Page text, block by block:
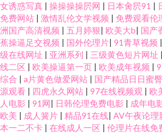
女诱惑写真 | 操操操操屄网 | 日本肏屄91 |
免费网站 | 激情乱伦文学视频 | 免费观看伦
洲国产高清视频 | 五月婷狠| 欧美大b| 国产
蕉操逼足交视频 | 国外伦理片| 91青草视频 |
级在线网址 | 亚洲系列 | 三级黄色短片网址 |
线二区 | 欧美操逼第一页 | 欧美成年视频 |
综合 | a片黄色做爱网站 | 国产精品日日蜜臀
源观看 | 四虎永久网站 | 97在线视频观 | 欧
人电影 | 91网| 日韩伦理免费电影 | 成年电
欧美 | 成人簧片 | 精品91在线| AV午夜论理
本一二不卡 | 在线成人一区 | 伦理片在线免